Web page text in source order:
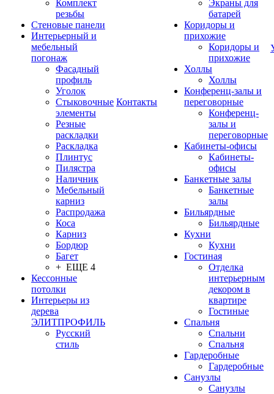
Комплект
резьбы
Стеновые панели
Интерьерный и
мебельный
погонаж
Фасадный
профиль
Уголок
Стыковочные
элементы
Резные
раскладки
Раскладка
Плинтус
Пилястра
Наличник
Мебельный
карниз
Распродажа
Коса
Карниз
Бордюр
Багет
+ ЕЩЕ 4
Кессонные
потолки
Интерьеры из
дерева
ЭЛИТПРОФИЛЬ
Русский
стиль
Контакты
Экраны для
батарей
Коридоры и
прихожие
Коридоры и
прихожие
Холлы
Холлы
Конференц-залы и
переговорные
Конференц-
залы и
переговорные
Кабинеты-офисы
Кабинеты-
офисы
Банкетные залы
Банкетные
залы
Бильярдные
Бильярдные
Кухни
Кухни
Гостиная
Отделка
интерьерным
декором в
квартире
Гостиные
Спальня
Спальни
Спальня
Гардеробные
Гардеробные
Санузлы
Санузлы